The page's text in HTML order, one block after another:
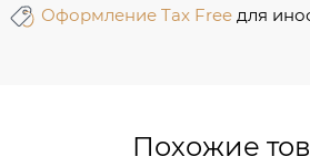
Оформление Tax Free для
Похожие